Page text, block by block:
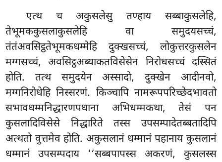
एत्थ च अकुसलेसु तण्हाय सब्बाकुसलेहि,
तेभूमककुसलाकुसलेहि वा समुदयसच्चं,
तंतंअवसिट्ठतेभूमकधम्मेहि दुक्खसच्चं, लोकुत्तरकुसलेन
मग्गसच्चं, अवसिट्ठअब्याकतविसेसेन निरोधसच्चं दस्सितं
होति. तत्थ समुदयेन अस्सादो, दुक्खेन आदीनवो,
मग्गनिरोधेहि निस्सरणं. किञ्चापि नामरूपपरिच्छेदभावतो
सभावधम्मनिद्धारणपधाना अभिधम्मकथा, तेसं पन
कुसलादिविसेसे निद्धारिते तस्स उपसम्पादेतब्बतादिपि
अत्थतो वुत्तमेव होति. अकुसलानं धम्मानं पहानाय कुसलानं
धम्मानं उपसम्पदाय ‘‘सब्बपापस्स अकरणं, कुसलस्स